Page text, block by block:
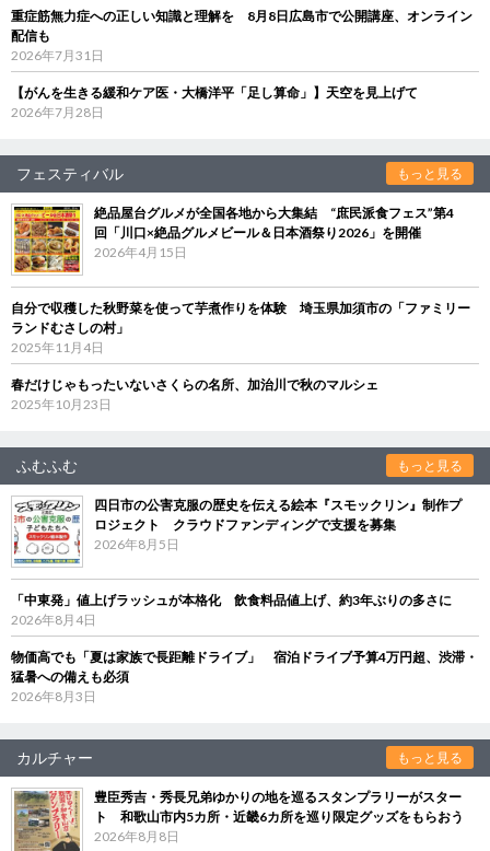
重症筋無力症への正しい知識と理解を 8月8日広島市で公開講座、オンライン
配信も
2026年7月31日
【がんを生きる緩和ケア医・大橋洋平「足し算命」】天空を見上げて
2026年7月28日
フェスティバル もっと見る
絶品屋台グルメが全国各地から大集結 “庶民派食フェス”第4
回「川口×絶品グルメビール＆日本酒祭り2026」を開催
2026年4月15日
自分で収穫した秋野菜を使って芋煮作りを体験 埼玉県加須市の「ファミリー
ランドむさしの村」
2025年11月4日
春だけじゃもったいないさくらの名所、加治川で秋のマルシェ
2025年10月23日
ふむふむ もっと見る
四日市の公害克服の歴史を伝える絵本『スモックリン』制作プ
ロジェクト クラウドファンディングで支援を募集
2026年8月5日
「中東発」値上げラッシュが本格化 飲食料品値上げ、約3年ぶりの多さに
2026年8月4日
物価高でも「夏は家族で長距離ドライブ」 宿泊ドライブ予算4万円超、渋滞・
猛暑への備えも必須
2026年8月3日
カルチャー もっと見る
豊臣秀吉・秀長兄弟ゆかりの地を巡るスタンプラリーがスター
ト 和歌山市内5カ所・近畿6カ所を巡り限定グッズをもらおう
2026年8月8日